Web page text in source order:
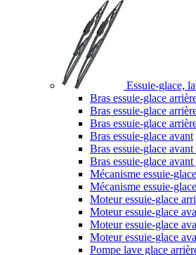
Essuie-glace,
Bras essuie-glace
Bras essuie-glace
Bras essuie-glace
Bras essuie-glace avant
Bras essuie-glace
Bras essuie-glace avant
Mécanisme essuie-
Mécanisme essuie-
Moteur essuie-glace
Moteur essuie-glace
Moteur essuie-glace
Moteur essuie-glace
Pompe lave glace